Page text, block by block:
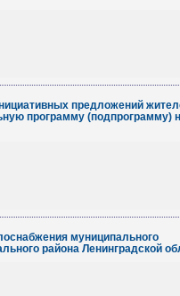
предложений
программу (подпрограмму)
муниципального
района Ленинградской